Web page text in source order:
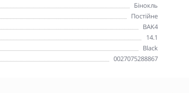
Бінокль
Постійне
BAK4
14.1
Black
0027075288867